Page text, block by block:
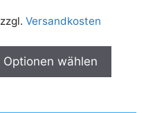
zzgl.Versandkosten
Optionen wählen